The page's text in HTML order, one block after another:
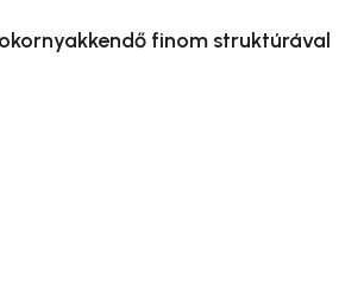
finom struktúrával